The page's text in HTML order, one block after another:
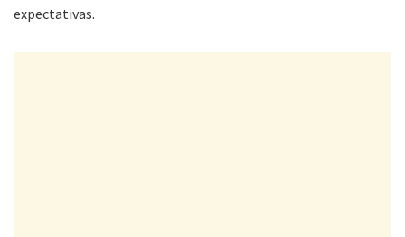
expectativas.